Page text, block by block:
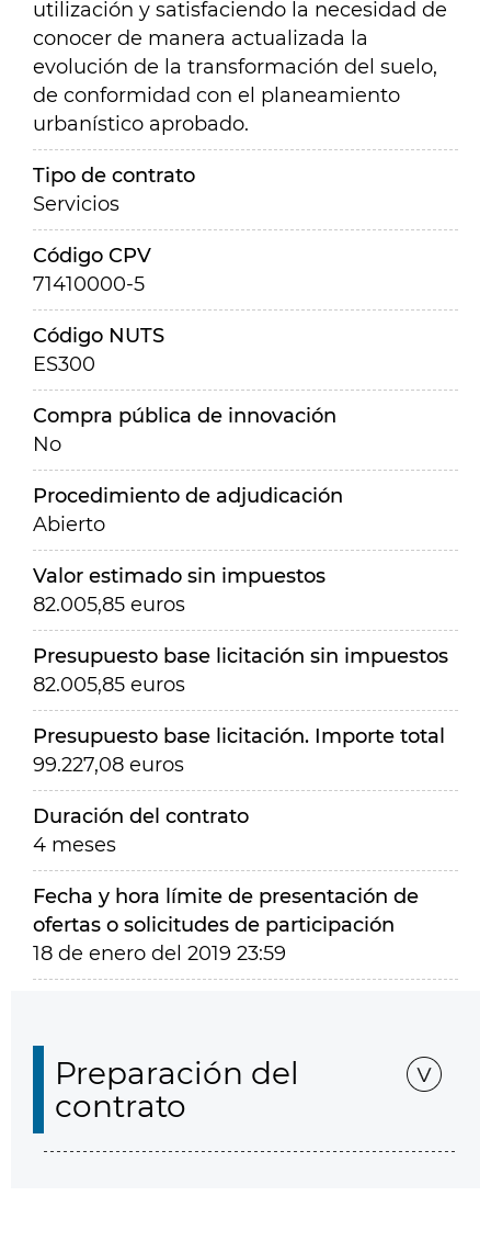
utilización y satisfaciendo la necesidad de
conocer de manera actualizada la
evolución de la transformación del suelo,
de conformidad con el planeamiento
urbanístico aprobado.
Tipo de contrato
Servicios
Código CPV
71410000-5
Código NUTS
ES300
Compra pública de innovación
No
Procedimiento de adjudicación
Abierto
Valor estimado sin impuestos
82.005,85 euros
Presupuesto base licitación sin impuestos
82.005,85 euros
Presupuesto base licitación. Importe total
99.227,08 euros
Duración del contrato
4 meses
Fecha y hora límite de presentación de
ofertas o solicitudes de participación
18 de enero del 2019 23:59
Preparación del
contrato